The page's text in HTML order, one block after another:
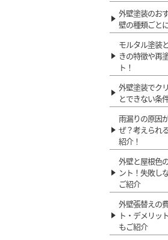
外壁塗装のお
壁の種類ごと
モルタル塗装
きの特徴や再
ト！
外壁塗装でク
とできない条
雨漏りの原因
ぜ？考えられ
紹介！
外壁と屋根色
ント！失敗し
ご紹介
外壁張替えの
ト・デメリッ
もご紹介